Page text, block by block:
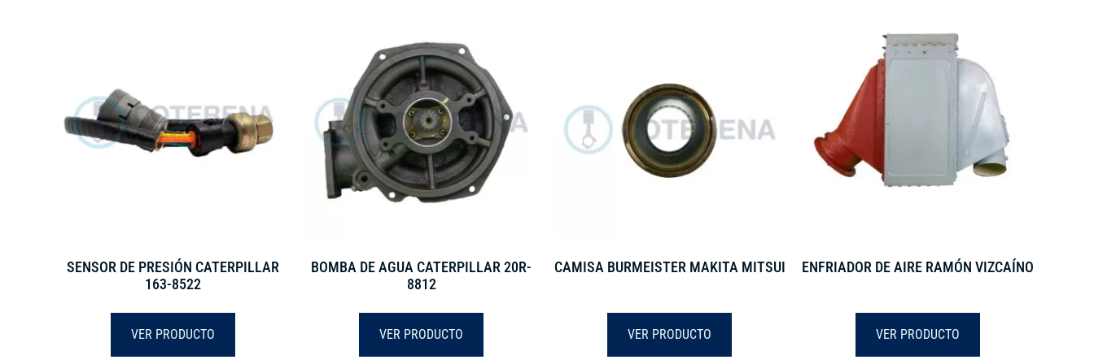
SENSOR DE PRESIÓN CATERPILLAR
163-8522
VER PRODUCTO
BOMBA DE AGUA CATERPILLAR 20R-
8812
VER PRODUCTO
CAMISA BURMEISTER MAKITA MITSUI
VER PRODUCTO
ENFRIADOR DE AIRE RAMÓN VIZCAÍNO
VER PRODUCTO